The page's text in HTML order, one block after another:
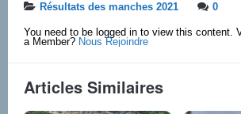
Résultats des manches 2021
0
You need to be logged in to view this content.
a Member? Nous Rejoindre
Articles Similaires